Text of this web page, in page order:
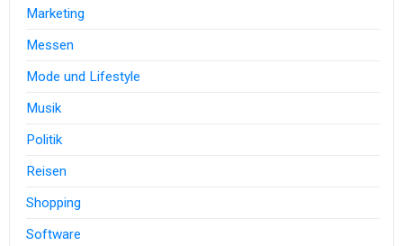
Marketing
Messen
Mode und Lifestyle
Musik
Politik
Reisen
Shopping
Software